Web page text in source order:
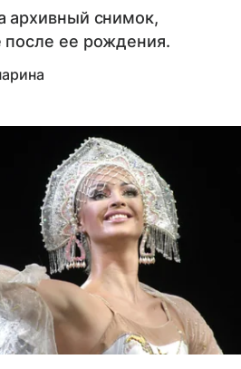
архивный снимок,
после ее рождения.